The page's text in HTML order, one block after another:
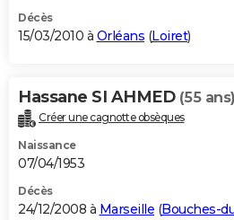
Décès
15/03/2010 à Orléans (Loiret)
Hassane SI AHMED (55 ans)
Créer une cagnotte obsèques
Naissance
07/04/1953
Décès
24/12/2008 à Marseille (Bouches-